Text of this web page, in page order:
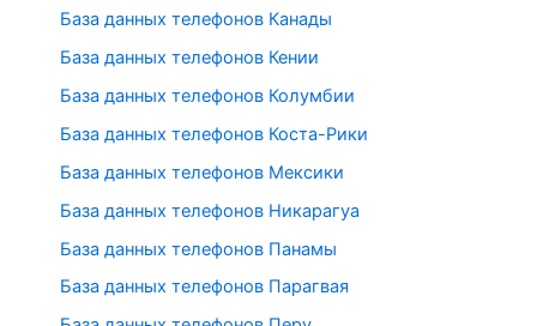
База данных телефонов Канады
База данных телефонов Кении
База данных телефонов Колумбии
База данных телефонов Коста-Рики
База данных телефонов Мексики
База данных телефонов Никарагуа
База данных телефонов Панамы
База данных телефонов Парагвая